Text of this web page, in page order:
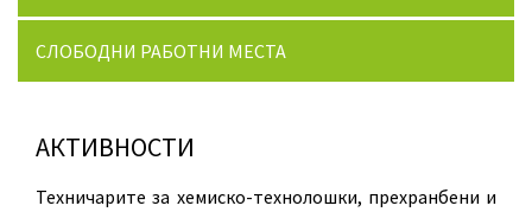
СЛОБОДНИ РАБОТНИ МЕСТА
АКТИВНОСТИ
Техничарите за хемиско-технолошки, прехранбени и